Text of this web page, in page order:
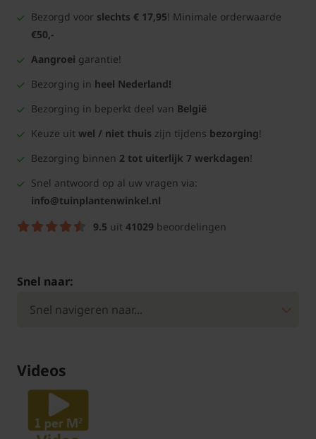
Bezorgd voor slechts € 17,95! Minimale orderwaarde
€50,-
Aangroei garantie!
Bezorging in heel Nederland!
Bezorging in beperkt deel van België
Keuze uit wel / niet thuis zijn tijdens bezorging!
Bezorging binnen 2 tot uiterlijk 7 werkdagen!
Snel antwoord op al uw vragen via:
info@tuinplantenwinkel.nl
9.5 uit 41029 beoordelingen
Snel naar:
Videos